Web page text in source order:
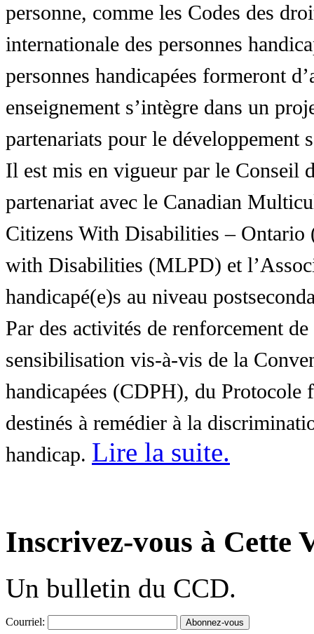
personne, comme les Codes des
internationale des personnes
personnes handicapées formeront
enseignement s’intègre dans un
partenariats pour le développement
Il est mis en vigueur par le Conseil
partenariat avec le Canadian
Citizens With Disabilities – Ontario
with Disabilities (MLPD) et
handicapé(e)s au niveau
Par des activités de renforcement
sensibilisation vis-à-vis de la
handicapées (CDPH), du Protocole
destinés à remédier à la
handicap. Lire la suite.
Inscrivez-vous à Cette
Un bulletin du CCD.
Courriel: